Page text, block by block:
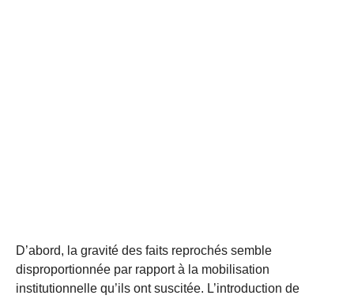
D’abord, la gravité des faits reprochés semble
disproportionnée par rapport à la mobilisation
institutionnelle qu’ils ont suscitée. L’introduction de